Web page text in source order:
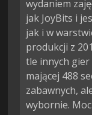
wydaniem
jak JoyBits i
jak i w
produkcji z
tle innych
mającej 488
zabawnych,
wybornie.